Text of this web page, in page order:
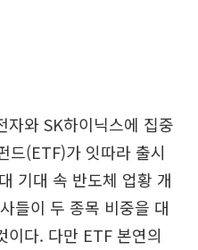
자와 SK하이닉스에 집중
드(ETF)가 잇따라 출시
기대 속 반도체 업황 개
들이 두 종목 비중을 대
이다. 다만 ETF 본연의